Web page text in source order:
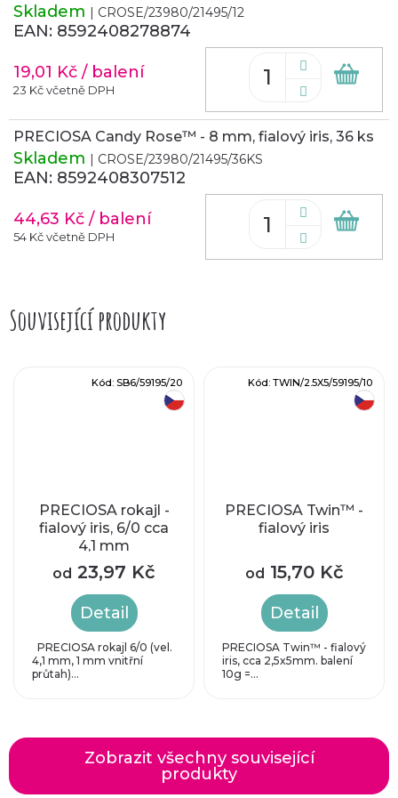
Skladem | CROSE/23980/21495/12
EAN: 8592408278874
19,01 Kč / balení
23 Kč včetně DPH
PRECIOSA Candy Rose™ - 8 mm, fialový iris, 36 ks
Skladem | CROSE/23980/21495/36KS
EAN: 8592408307512
44,63 Kč / balení
54 Kč včetně DPH
Související produkty
PRECIOSA rokajl -
fialový iris, 6/0 cca
4,1 mm
od 23,97 Kč
Detail
PRECIOSA rokajl 6/0 (vel.
4,1 mm, 1 mm vnitřní
průtah)...
Kód: SB6/59195/20
PRECIOSA Twin™ -
fialový iris
od 15,70 Kč
Detail
PRECIOSA Twin™ - fialový
iris, cca 2,5x5mm. balení
10g =...
Kód: TWIN/2.5X5/59195/10
Zobrazit všechny související
produkty